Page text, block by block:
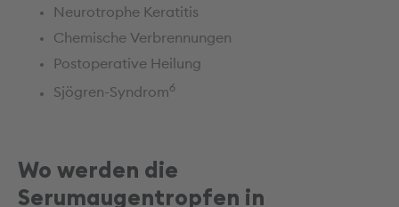
Neurotrophe Keratitis
Chemische Verbrennungen
Postoperative Heilung
Sjögren-Syndrom6
Wo werden die
Serumaugentropfen in